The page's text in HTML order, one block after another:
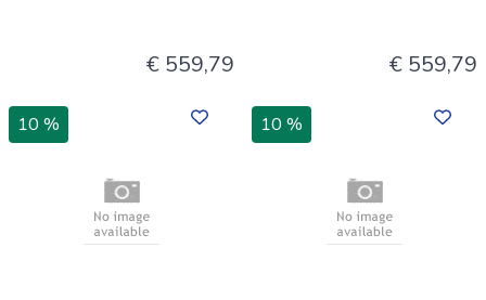
€ 559,79 € 559,79
10 % 10 %